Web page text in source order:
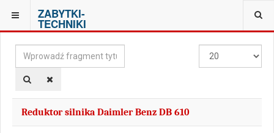
ZABYTKI-
TECHNIKI
JESTEŚ TUTAJ: TAGS
Wprowadź
fragment
tytułu
Pokaż
#
Reduktor silnika Daimler Benz DB 610